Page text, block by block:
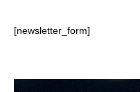
[newsletter_form]